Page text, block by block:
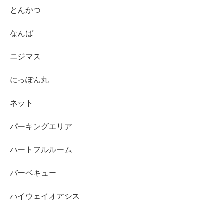
とんかつ
なんば
ニジマス
にっぽん丸
ネット
パーキングエリア
ハートフルルーム
バーベキュー
ハイウェイオアシス